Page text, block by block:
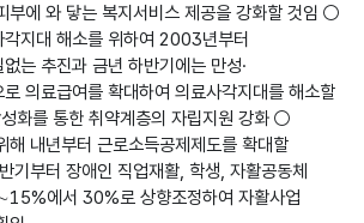
부에 와 닿는 복지서비스 제공을 강화할 것임 ○
각지대 해소를 위하여 2003년부터
는 추진과 금년 하반기에는 만성·
의료급여를 확대하여 의료사각지대를 해소할
화를 통한 취약계층의 자립지원 강화 ○
해 내년부터 근로소득공제제도를 확대할
기부터 장애인 직업재활, 학생, 자활공동체
에서 30%로 상향조정하여 자활사업